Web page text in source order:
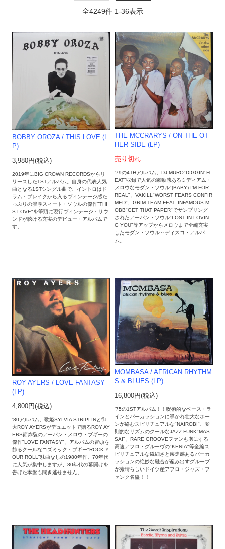
全4249件 1-36表示
BOBBY OROZA / THIS LOVE (L
P)
3,980円(税込)
2019年にBIG CROWN RECORDSからリ
リースした1STアルバム。自身の代表人気
曲となる1STシングル曲で、イントロはド
ラム・ブレイクから入るヴィンテージ感た
っぷりの濃厚スィート・ソウルの傑作"THI
S LOVE"を筆頭に現行ヴィンテージ・サウ
ンドが聴ける充実のデビュー・アルバムで
す。
THE MCCRARYS ‎/ ON THE OT
HER SIDE (LP)
売り切れ
'79の4THアルバム。DJ MURO"DIGGIN' H
EAT"収録で人気の躍動感あるミディアム・
メロウなモダン・ソウル"(BABY) I'M FOR
REAL"、VAKILL"WORST FEARS CONFIR
MED"、GRIM TEAM FEAT. INFAMOUS M
OBB"GET THAT PAPER"でサンプリング
されたアーバン・ソウル"LOST IN LOVIN
G YOU"等アップからメロウまで全編充実
したモダン・ソウル～ディスコ・アルバ
ム。
ROY AYERS / LOVE FANTASY
(LP)
4,800円(税込)
'80アルバム。歌姫SYLVIA STRIPLINと御
大ROY AYERSがデュエットで贈るROY AY
ERS節炸裂のアーバン・メロウ・ブギーの
傑作"LOVE FANTASY"、アルバムの冒頭を
飾るクールなコズミック・ブギー"ROCK Y
OUR ROLL"駄曲なしの1980年作。70年代
に人気が集中しますが、80年代の幕開けを
告げた本盤も聞き逃せません。
MOMBASA / AFRICAN RHYTHM
S & BLUES (LP)
16,800円(税込)
'75の1STアルバム！！呪術的なベース・ラ
インとパーカッションに導かれ壮大なホー
ンが絡むスピリチュアルな"NAIROBI"、変
則的なリズムのクールなJAZZ FUNK"MAS
SAI"、RARE GROOVEファンも虜にする
高速アフロ・グルーヴの"KENIA"等全編ス
ピリチュアルな繊細さと疾走感あるパーカ
ッションの絶妙な融合が産み出すグルーブ
が素晴らしいドイツ産アフロ・ジャズ・フ
ァンク名盤！！